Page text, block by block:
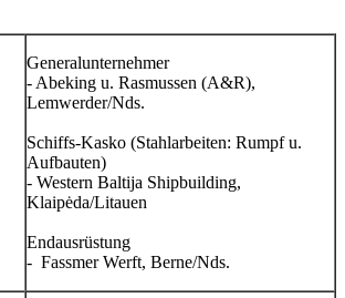
Generalunternehmer
- Abeking u. Rasmussen (A&R),
Lemwerder/Nds.
Schiffs-Kasko (Stahlarbeiten: Rumpf u.
Aufbauten)
- Western Baltija Shipbuilding,
Klaipėda/Litauen
Endausrüstung
- Fassmer Werft, Berne/Nds.